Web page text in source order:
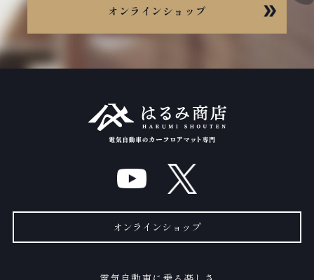
オンラインショップ
オンラインショップ